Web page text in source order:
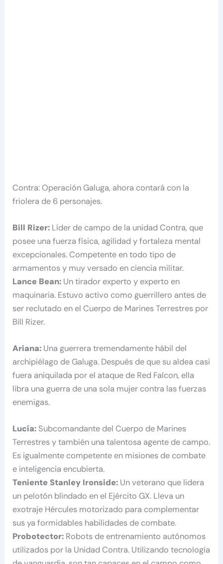
Contra: Operación Galuga, ahora contará con la
friolera de 6 personajes.
Bill Rizer: Líder de campo de la unidad Contra, que
posee una fuerza física, agilidad y fortaleza mental
excepcionales. Competente en todo tipo de
armamentos y muy versado en ciencia militar.
Lance Bean: Un tirador experto y experto en
maquinaria. Estuvo activo como guerrillero antes de
ser reclutado en el Cuerpo de Marines Terrestres por
Bill Rizer.
Ariana: Una guerrera tremendamente hábil del
archipiélago de Galuga. Después de que su aldea casi
fuera aniquilada por el ataque de Red Falcon, ella
libra una guerra de una sola mujer contra las fuerzas
enemigas.
Lucía: Subcomandante del Cuerpo de Marines
Terrestres y también una talentosa agente de campo.
Es igualmente competente en misiones de combate
e inteligencia encubierta.
Teniente Stanley Ironside: Un veterano que lidera
un pelotón blindado en el Ejército GX. Lleva un
exotraje Hércules motorizado para complementar
sus ya formidables habilidades de combate.
Probotector: Robots de entrenamiento autónomos
utilizados por la Unidad Contra. Utilizando tecnología